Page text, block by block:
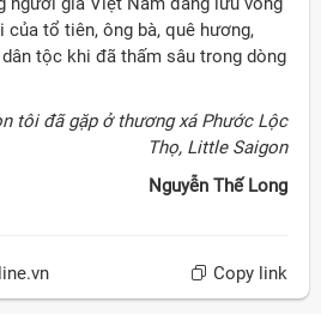
của tổ tiên, ông bà, quê hương,
tộc khi đã thấm sâu trong dòng
tôi đã gặp ở thương xá Phước Lộc
Thọ, Little Saigon
Nguyễn Thế Long
Copy link